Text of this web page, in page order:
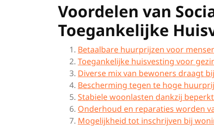
Voordelen van
Toegankelijke
Betaalbare huurprijzen voor
Toegankelijke huisvesting voor
Diverse mix van bewoners draagt
Bescherming tegen te hoge
Stabiele woonlasten dankzij
Onderhoud en reparaties worden
Mogelijkheid tot inschrijven bij